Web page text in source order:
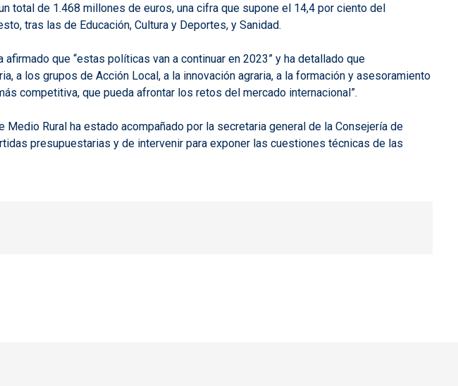
total de 1.468 millones de euros, una cifra que supone el 14,4 por ciento del
tras las de Educación, Cultura y Deportes, y Sanidad.
que “estas políticas van a continuar en 2023” y ha detallado que
a los grupos de Acción Local, a la innovación agraria, a la formación y asesoramiento
competitiva, que pueda afrontar los retos del mercado internacional”.
Rural ha estado acompañado por la secretaria general de la Consejería de
presupuestarias y de intervenir para exponer las cuestiones técnicas de las